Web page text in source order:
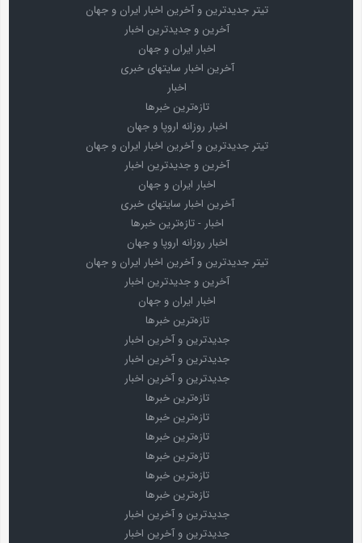
تیتر جدیدترین و آخرین اخبار ایران و جهان
آخرین و جدیدترین اخبار
اخبار ایران و جهان
آخرین اخبار سایتهای خبری
اخبار
تازه‌ترین خبرها
اخبار روزانه اروپا و جهان
تیتر جدیدترین و آخرین اخبار ایران و جهان
آخرین و جدیدترین اخبار
اخبار ایران و جهان
آخرین اخبار سایتهای خبری
اخبار - تازه‌ترین خبرها
اخبار روزانه اروپا و جهان
تیتر جدیدترین و آخرین اخبار ایران و جهان
آخرین و جدیدترین اخبار
اخبار ایران و جهان
تازه‌ترین خبرها
جدیدترین و آخرین اخبار
جدیدترین و آخرین اخبار
جدیدترین و آخرین اخبار
تازه‌ترین خبرها
تازه‌ترین خبرها
تازه‌ترین خبرها
تازه‌ترین خبرها
تازه‌ترین خبرها
تازه‌ترین خبرها
جدیدترین و آخرین اخبار
جدیدترین و آخرین اخبار